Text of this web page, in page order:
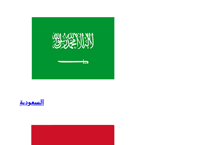
السعودية